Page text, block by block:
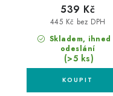
Skladem, ihned
odeslání
(>5 ks)
445 Kč bez DPH
539 Kč